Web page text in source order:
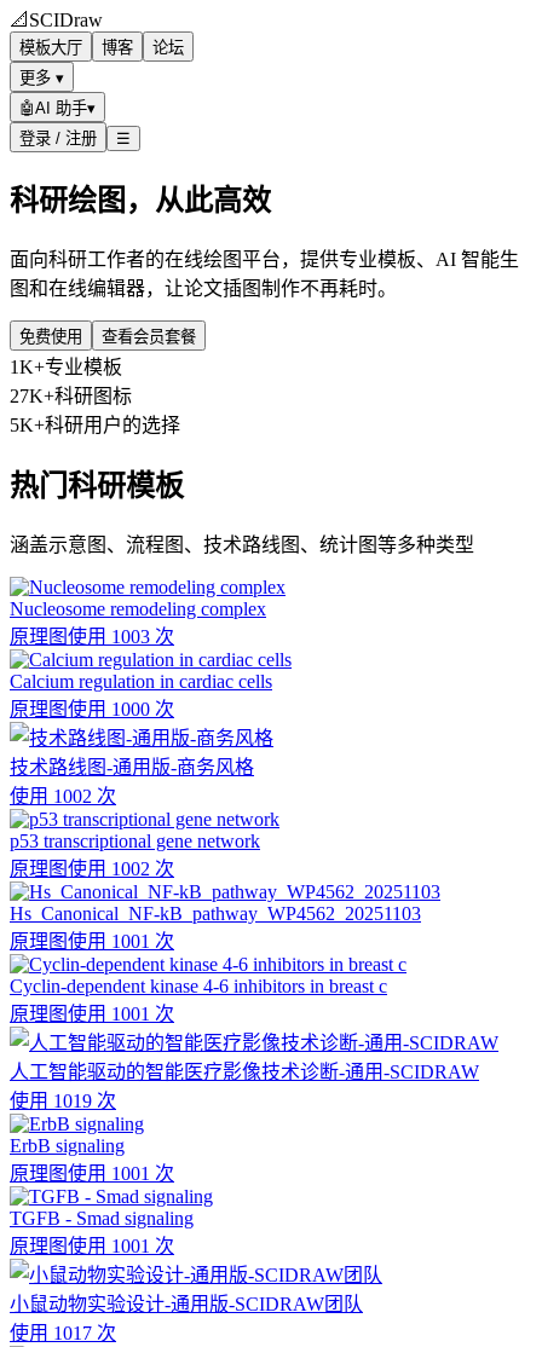
📐 SCIDraw
模板大厅 博客
论坛
更多 ▾
🤖AI 助手▾
登录 / 注册
☰
科研绘图，从此高效
面向科研工作者的在线绘图平台，提供专业模板、AI 智能生
图和在线编辑器，让论文插图制作不再耗时。
免费使用 查看会员套餐
1K+专业模板
27K+科研图标
5K+科研用户的选择
热门科研模板
涵盖示意图、流程图、技术路线图、统计图等多种类型
Nucleosome remodeling complex
原理图使用 1003 次
Calcium regulation in cardiac cells
原理图使用 1000 次
技术路线图-通用版-商务风格
使用 1002 次
p53 transcriptional gene network
原理图使用 1002 次
Hs_Canonical_NF-kB_pathway_WP4562_20251103
原理图使用 1001 次
Cyclin-dependent kinase 4-6 inhibitors in breast c
原理图使用 1001 次
人工智能驱动的智能医疗影像技术诊断-通用-SCIDRAW
使用 1019 次
ErbB signaling
原理图使用 1001 次
TGFB - Smad signaling
原理图使用 1001 次
小鼠动物实验设计-通用版-SCIDRAW团队
使用 1017 次